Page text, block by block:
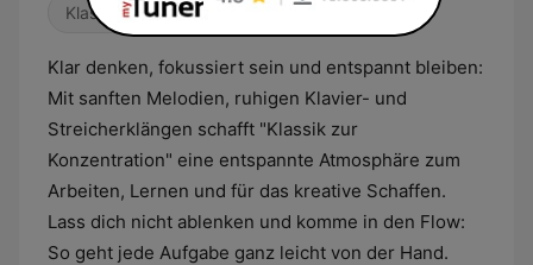
Klassisch
Klar denken, fokussiert sein und entspannt bleiben:
Mit sanften Melodien, ruhigen Klavier- und
Streicherklängen schafft "Klassik zur
Konzentration" eine entspannte Atmosphäre zum
Arbeiten, Lernen und für das kreative Schaffen.
Lass dich nicht ablenken und komme in den Flow:
So geht jede Aufgabe ganz leicht von der Hand.